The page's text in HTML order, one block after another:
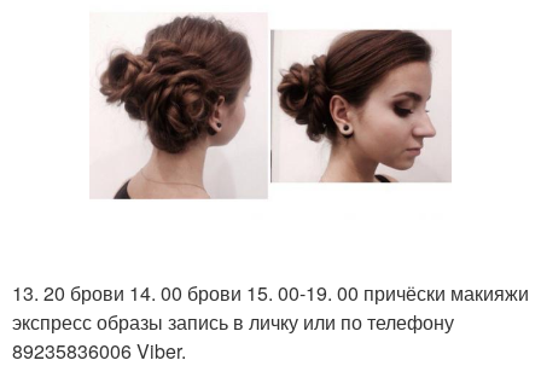
13. 20 брови 14. 00 брови 15. 00-19. 00 причёски макияжи
экспресс образы запись в личку или по телефону
89235836006 Viber.